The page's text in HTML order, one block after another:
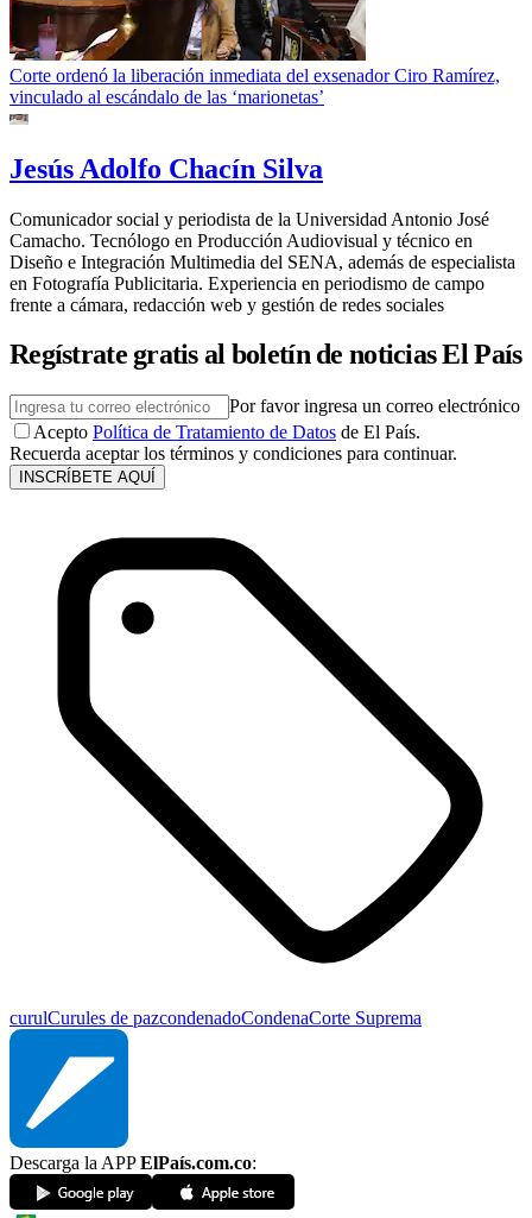
Corte ordenó la liberación inmediata del exsenador Ciro Ramírez,
vinculado al escándalo de las ‘marionetas’
Jesús Adolfo Chacín Silva
Comunicador social y periodista de la Universidad Antonio José
Camacho. Tecnólogo en Producción Audiovisual y técnico en
Diseño e Integración Multimedia del SENA, además de especialista
en Fotografía Publicitaria. Experiencia en periodismo de campo
frente a cámara, redacción web y gestión de redes sociales
Regístrate gratis al boletín de noticias El País
Por favor ingresa un correo electrónico
Acepto Política de Tratamiento de Datos de El País.
Recuerda aceptar los términos y condiciones para continuar.
INSCRÍBETE AQUÍ
curulCurules de pazcondenadoCondenaCorte Suprema
Descarga la APPElPaís.com.co: